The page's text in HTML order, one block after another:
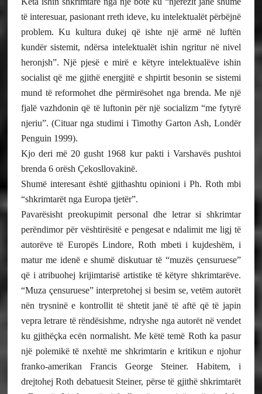
të interesuar, pasionant rreth ideve, ku intelektualët përbëjnë
problem. Ku kultura dukej që ishte një armë në luftën
kundër sistemit, ndërsa intelektualët ishin ngritur në nivel
heronjsh”. Një pjesë e mirë e këtyre intelektualëve ishin
socialist që me gjithë energjitë e shpirtit besonin se sistemi
mund të reformohet dhe përmirësohet nga brenda. Me një
fjalë vazhdonin që të luftonin për një socializm “me fytyrë
njeriu”. (Cituar nga studimi i Timothy Garton Ash, Londër
Penguin 1999).
Kjo deri më 20 gusht 1968 kur pakti i Varshavës pushtoi
brenda 6 orësh Çekosllovakinë.
Shumë interesant është gjithashtu opinioni i Ph. Roth mbi
“shkrimtarët nga Europa tjetër”.
Pavarësisht preokupimit personal dhe letrar si shkrimtar
perëndimor për vështirësitë e pengesat e ndalimit me ligj të
autorëve të Europës Lindore, Roth mbeti i kujdeshëm, i
matur me idenë e shumë diskutuar të “muzës çensuruese”
që i atribuohej krijimtarisë artistike të këtyre shkrimtarëve.
“Muza çensuruese” interpretohej si besim se, vetëm autorët
nën trysninë e kontrollit të shtetit janë të aftë që të japin
vepra letrare të rëndësishme, ndryshe nga autorët në vendet
ku gjithëçka ecën normalisht. Me këtë temë Roth ka pasur
një polemikë të nxehtë me shkrimtarin e kritikun e njohur
franko-amerikan Francis George Steiner. Habitem, i
drejtohej Roth debatuesit Steiner, përse të gjithë shkrimtarët